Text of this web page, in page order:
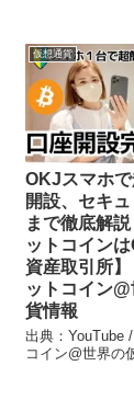
仮想通貨
OKJスマホ
開設、セキ
まで徹底解
ットコイン
資産取引所
ットコイン
貨情報
出典：YouTube
コイン@世界の